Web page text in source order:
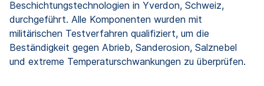
Beschichtungstechnologien in Yverdon, Schweiz,
durchgeführt. Alle Komponenten wurden mit
militärischen Testverfahren qualifiziert, um die
Beständigkeit gegen Abrieb, Sanderosion, Salznebel
und extreme Temperaturschwankungen zu überprüfen.